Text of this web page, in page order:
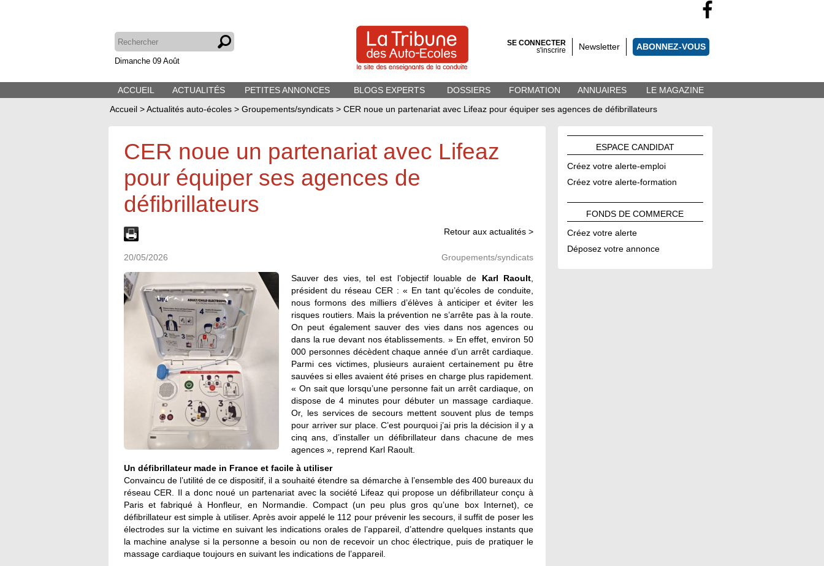
Dimanche 09 Août
SE CONNECTER
s'inscrire
Newsletter ABONNEZ-VOUS
ACCUEIL ACTUALITÉS PETITES ANNONCES BLOGS EXPERTS DOSSIERS FORMATION ANNUAIRES
LE MAGAZINE
Accueil >Actualités auto-écoles > Groupements/syndicats > CER noue un partenariat avec Lifeaz pour équiper ses agences de défibrillateurs
ESPACE CANDIDAT
Créez votre alerte-emploi
Créez votre alerte-formation
FONDS DECOMMERCE
Créez votre alerte
Déposez votre annonce
CER noue un partenariat avec Lifeaz
pour équiper ses agences de
défibrillateurs
Retour aux actualités >
20/05/2026 Groupements/syndicats
Sauver des vies, tel est l’objectif louable de Karl Raoult,
président du réseau CER : « En tant qu’écoles de conduite,
nous formons des milliers d’élèves à anticiper et éviter les
risques routiers. Mais la prévention ne s’arrête pas à la route.
On peut également sauver des vies dans nos agences ou
dans la rue devant nos établissements. » En effet, environ 50
000 personnes décèdent chaque année d’un arrêt cardiaque.
Parmi ces victimes, plusieurs auraient certainement pu être
sauvées si elles avaient été prises en charge plus rapidement.
« On sait que lorsqu’une personne fait un arrêt cardiaque, on
dispose de 4 minutes pour débuter un massage cardiaque.
Or, les services de secours mettent souvent plus de temps
pour arriver sur place. C’est pourquoi j’ai pris la décision il y a
cinq ans, d’installer un défibrillateur dans chacune de mes
agences », reprend Karl Raoult.
Un défibrillateur made in France et facile à utiliser
Convaincu de l’utilité de ce dispositif, il a souhaité étendre sa démarche à l’ensemble des 400 bureaux du
réseau CER. Il a donc noué un partenariat avec la société Lifeaz qui propose un défibrillateur conçu à
Paris et fabriqué à Honfleur, en Normandie. Compact (un peu plus gros qu’une box Internet), ce
défibrillateur est simple à utiliser. Après avoir appelé le 112 pour prévenir les secours, il suffit de poser les
électrodes sur la victime en suivant les indications orales de l’appareil, d’attendre quelques instants que
la machine analyse si la personne a besoin ou non de recevoir un choc électrique, puis de pratiquer le
massage cardiaque toujours en suivant les indications de l’appareil.